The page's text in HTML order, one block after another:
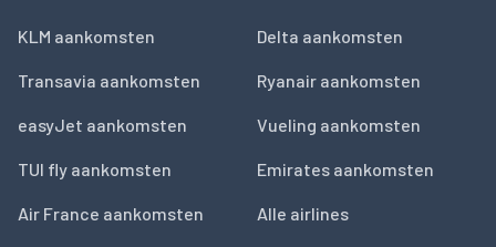
KLM aankomsten
Transavia aankomsten
easyJet aankomsten
TUI fly aankomsten
Air France aankomsten
Delta aankomsten
Ryanair aankomsten
Vueling aankomsten
Emirates aankomsten
Alle airlines